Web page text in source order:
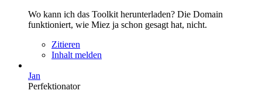
Wo kann ich das Toolkit herunterladen? Die Domain
funktioniert, wie Miez ja schon gesagt hat, nicht.
Zitieren
Inhalt melden
Jan
Perfektionator